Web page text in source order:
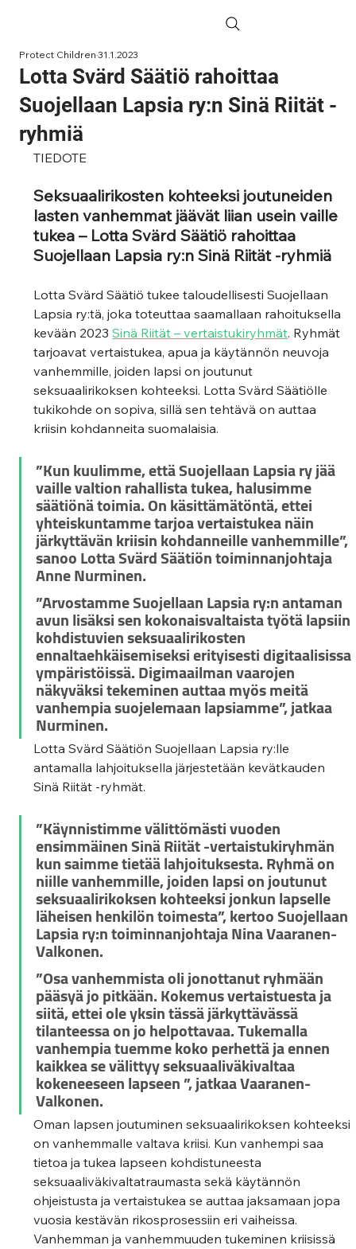
Lotta Svärd Säätiö rahoittaa
Suojellaan Lapsia ry:n Sinä Riität -
ryhmiä
Protect Children31.1.2023
TIEDOTE
Seksuaalirikosten kohteeksi joutuneiden
lasten vanhemmat jäävät liian usein vaille
tukea – Lotta Svärd Säätiö rahoittaa
Suojellaan Lapsia ry:n Sinä Riität -ryhmiä
Lotta Svärd Säätiö tukee taloudellisesti Suojellaan
Lapsia ry:tä, joka toteuttaa saamallaan rahoituksella
kevään 2023 Sinä Riität – vertaistukiryhmät. Ryhmät
tarjoavat vertaistukea, apua ja käytännön neuvoja
vanhemmille, joiden lapsi on joutunut
seksuaalirikoksen kohteeksi. Lotta Svärd Säätiölle
tukikohde on sopiva, sillä sen tehtävä on auttaa
kriisin kohdanneita suomalaisia.
”Kun kuulimme, että Suojellaan Lapsia ry jää
vaille valtion rahallista tukea, halusimme
säätiönä toimia. On käsittämätöntä, ettei
yhteiskuntamme tarjoa vertaistukea näin
järkyttävän kriisin kohdanneille vanhemmille”,
sanoo Lotta Svärd Säätiön toiminnanjohtaja
Anne Nurminen.
”Arvostamme Suojellaan Lapsia ry:n antaman
avun lisäksi sen kokonaisvaltaista työtä lapsiin
kohdistuvien seksuaalirikosten
ennaltaehkäisemiseksi erityisesti digitaalisissa
ympäristöissä. Digimaailman vaarojen
näkyväksi tekeminen auttaa myös meitä
vanhempia suojelemaan lapsiamme”, jatkaa
Nurminen.
Lotta Svärd Säätiön Suojellaan Lapsia ry:lle
antamalla lahjoituksella järjestetään kevätkauden
Sinä Riität -ryhmät.
”Käynnistimme välittömästi vuoden
ensimmäinen Sinä Riität -vertaistukiryhmän
kun saimme tietää lahjoituksesta. Ryhmä on
niille vanhemmille, joiden lapsi on joutunut
seksuaalirikoksen kohteeksi jonkun lapselle
läheisen henkilön toimesta”, kertoo Suojellaan
Lapsia ry:n toiminnanjohtaja Nina Vaaranen-
Valkonen.
”Osa vanhemmista oli jonottanut ryhmään
pääsyä jo pitkään. Kokemus vertaistuesta ja
siitä, ettei ole yksin tässä järkyttävässä
tilanteessa on jo helpottavaa. Tukemalla
vanhempia tuemme koko perhettä ja ennen
kaikkea se välittyy seksuaaliväkivaltaa
kokeneeseen lapseen ”, jatkaa Vaaranen-
Valkonen.
Oman lapsen joutuminen seksuaalirikoksen kohteeksi
on vanhemmalle valtava kriisi. Kun vanhempi saa
tietoa ja tukea lapseen kohdistuneesta
seksuaaliväkivaltatraumasta sekä käytännön
ohjeistusta ja vertaistukea se auttaa jaksamaan jopa
vuosia kestävän rikosprosessiin eri vaiheissa.
Vanhemman ja vanhemmuuden tukeminen kriisissä